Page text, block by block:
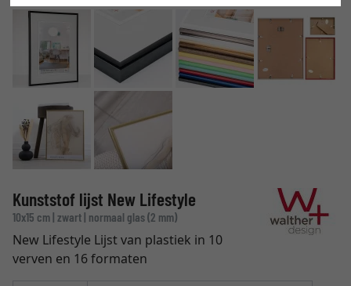
Kunststof lijst New Lifestyle
10x15 cm | zwart | normaal glas (2 mm)
New Lifestyle Lijst van plastiek in 10
verven en 16 formaten